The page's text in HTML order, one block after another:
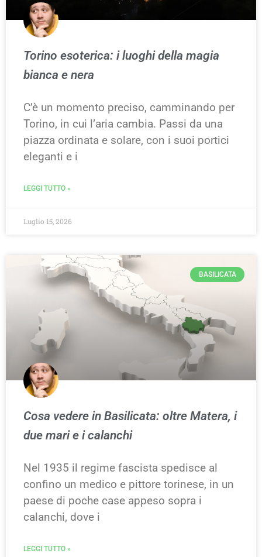
Torino esoterica: i luoghi della magia
bianca e nera
C’è un momento preciso, camminando per
Torino, in cui l’aria cambia. Passi da una
piazza ordinata e solare, con i suoi portici
eleganti e i
LEGGI TUTTO »
Luglio 15, 2026
BASILICATA
Cosa vedere in Basilicata: oltre Matera, i
due mari e i calanchi
Nel 1935 il regime fascista spedisce al
confino un medico e pittore torinese, in un
paese di poche case appeso sopra i
calanchi, dove i
LEGGI TUTTO »